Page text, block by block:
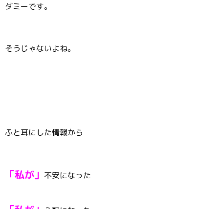
ダミーです。
そうじゃないよね。
ふと耳にした情報から
「私が」 不安になった